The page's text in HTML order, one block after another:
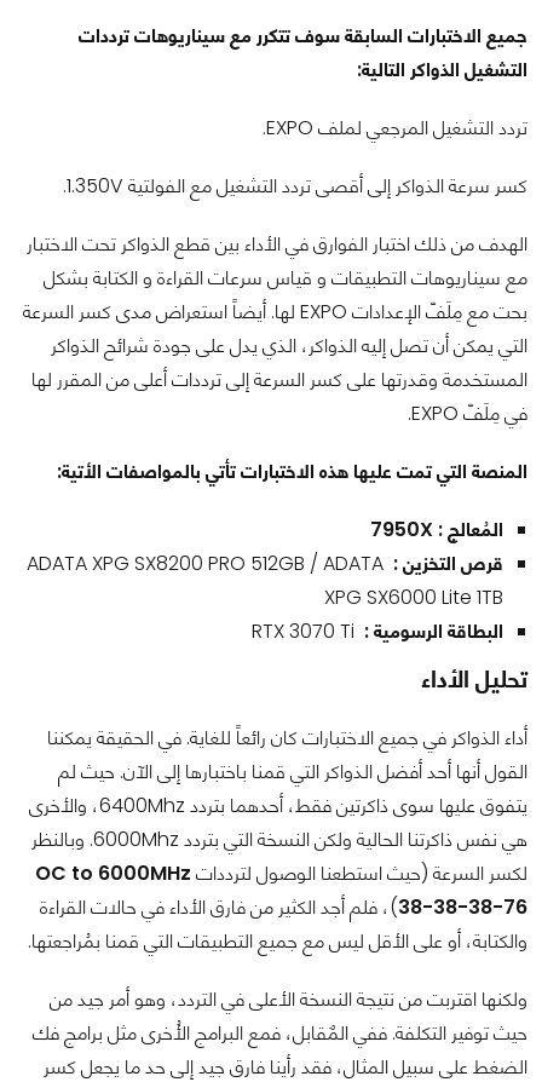
جميع الاختبارات السابقة سوف تتكرر مع سيناريوهات ترددات
التشغيل الذواكر التالية:
تردد التشغيل المرجعي لملف EXPO.
كسر سرعة الذواكر إلى أقصى تردد التشغيل مع الفولتية 1.350V.
الهدف من ذلك اختبار الفوارق في الأداء بين قطع الذواكر تحت الاختبار
مع سيناريوهات التطبيقات و قياس سرعات القراءة و الكتابة بشكل
بحت مع مِلَفّ الإعدادات EXPO لها. أيضاً استعراض مدى كسر السرعة
التي يمكن أن تصل إليه الذواكر، الذي يدل على جودة شرائح الذواكر
المستخدمة وقدرتها على كسر السرعة إلى ترددات أعلى من المقرر لها
في مِلَفّ EXPO.
المنصة التي تمت عليها هذه الاختبارات تأتي بالمواصفات الأتية:
المُعالج : 7950X
قرص التخزين : ADATA XPG SX8200 PRO 512GB / ADATA
XPG SX6000 Lite 1TB
البطاقة الرسومية : RTX 3070 Ti
تحليل الأداء
أداء الذواكر في جميع الاختبارات كان رائعاً للغاية. في الحقيقة يمكننا
القول أنها أحد أفضل الذواكر التي قمنا باختبارها إلى الآن. حيث لم
يتفوق عليها سوى ذاكرتين فقط، أحدهما بتردد 6400Mhz، والأخرى
هي نفس ذاكرتنا الحالية ولكن النسخة التي بتردد 6000Mhz. وبالنظر
لكسر السرعة (حيث استطعنا الوصول لترددات OC to 6000MHz
38-38-38-76)، فلم أجد الكثير من فارق الأداء في حالات القراءة
والكتابة، أو على الأقل ليس مع جميع التطبيقات التي قمنا بمُراجعتها.
ولكنها اقتربت من نتيجة النسخة الأعلى في التردد، وهو أمر جيد من
حيث توفير التكلفة. ففي المٌقابل، فمع البرامج الأُخرى مثل برامج فك
الضغط على سبيل المثال، فقد رأينا فارق جيد إلى حد ما يجعل كسر